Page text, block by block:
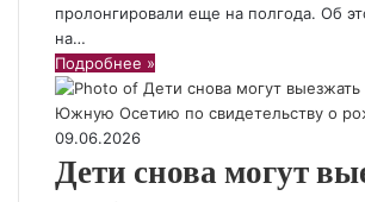
пролонгировали еще на полгода. Об
на…
Подробнее »
09.06.2026
Дети снова могут